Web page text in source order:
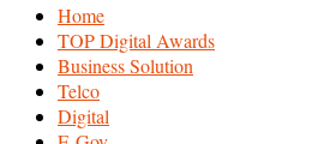
Home
TOP Digital Awards
Business Solution
Telco
Digital